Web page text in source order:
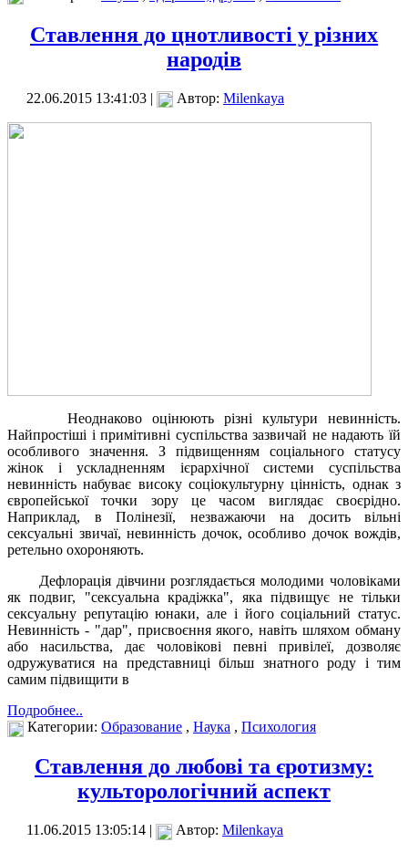
Ставлення до цнотливості у різних
народів
22.06.2015 13:41:03 | Автор: Milenkaya
Неоднаково оцінюють різні культури невинність.
Найпростіші і примітивні суспільства зазвичай не надають їй
особливого значення. З підвищенням соціального статусу
жінок і ускладненням ієрархічної системи суспільства
невинність набуває високу соціокультурну цінність, однак з
європейської точки зору це часом виглядає своєрідно.
Наприклад, в Полінезії, незважаючи на досить вільні
сексуальні звичаї, невинність дочок, особливо дочок вождів,
ретельно охороняють.
Дефлорація дівчини розглядається молодими чоловіками
як подвиг, "сексуальна крадіжка", яка підвищує не тільки
сексуальну репутацію юнаки, але і його соціальний статус.
Невинність - "дар", присвоєння якого, навіть шляхом обману
або насильства, дає чоловікові певні привілеї, дозволяє
одружуватися на представниці більш знатного роду і тим
самим підвищити в
Подробнее..
Категории: Образование , Наука , Психология
Ставлення до любові та єротизму:
культорологічний аспект
11.06.2015 13:05:14 | Автор: Milenkaya